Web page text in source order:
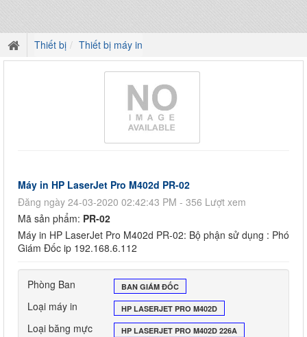
Thiết bị Thiết bị máy in
Máy in HP LaserJet Pro M402d PR-02
Đăng ngày 24-03-2020 02:42:43 PM - 356 Lượt xem
Mã sản phẩm: PR-02
Máy in HP LaserJet Pro M402d PR-02: Bộ phận sử dụng : Phó
Giám Đốc ip 192.168.6.112
Phòng Ban BAN GIÁM ĐỐC
Loại máy in HP LASERJET PRO M402D
Loại băng mực HP LASERJET PRO M402D 226A